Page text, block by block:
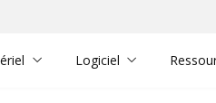
Logiciel